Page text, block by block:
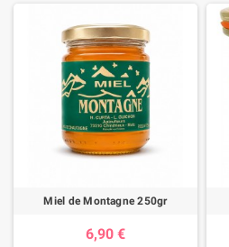
Miel de Montagne 250gr
6,90 €